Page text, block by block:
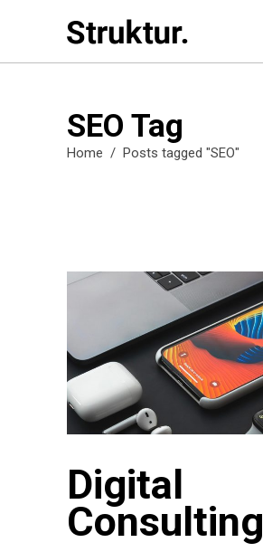
SEO Tag
Home / Posts tagged "SEO"
Digital
Consulting